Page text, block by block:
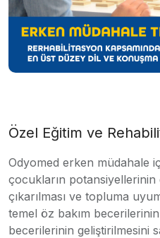
Özel Eğitim ve
Odyomed erken müdahale
çocukların potansiyellerinin
çıkarılması ve topluma
temel öz bakım
becerilerinin geliştirilmesini